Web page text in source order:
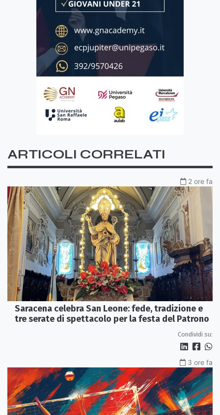
ARTICOLI CORRELATI
2 ore fa
Saracena celebra San Leone: fede, tradizione e
tre serate di spettacolo per la festa del Patrono
Condividi su:
3 ore fa